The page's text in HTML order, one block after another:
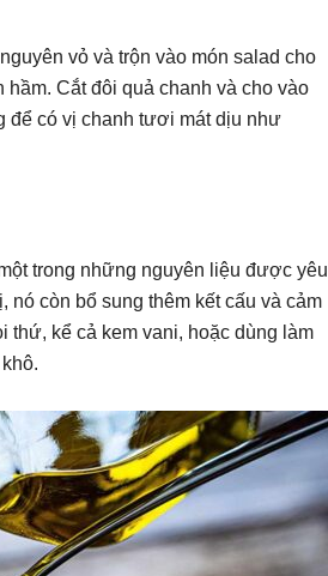
vỏ và trộn vào món salad cho
Cắt đôi quả chanh và cho vào
để có vị chanh tươi mát dịu như
trong những nguyên liệu được yêu
còn bổ sung thêm kết cấu và cảm
kể cả kem vani, hoặc dùng làm